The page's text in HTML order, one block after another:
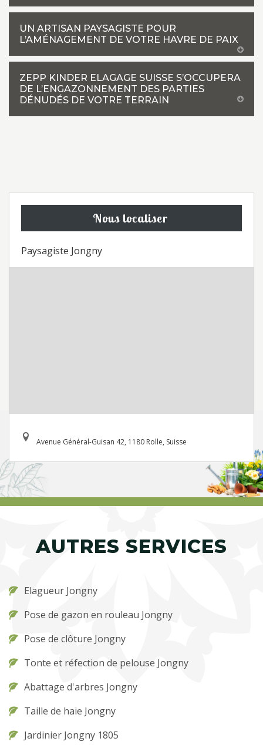
UN ARTISAN PAYSAGISTE POUR
L’AMÉNAGEMENT DE VOTRE HAVRE DE PAIX
ZEPP KINDER ELAGAGE SUISSE S’OCCUPERA
DE L’ENGAZONNEMENT DES PARTIES
DÉNUDÉS DE VOTRE TERRAIN
Nous localiser
Paysagiste Jongny
Avenue Général-Guisan 42, 1180 Rolle, Suisse
AUTRES SERVICES
Elagueur Jongny
Pose de gazon en rouleau Jongny
Pose de clôture Jongny
Tonte et réfection de pelouse Jongny
Abattage d'arbres Jongny
Taille de haie Jongny
Jardinier Jongny 1805